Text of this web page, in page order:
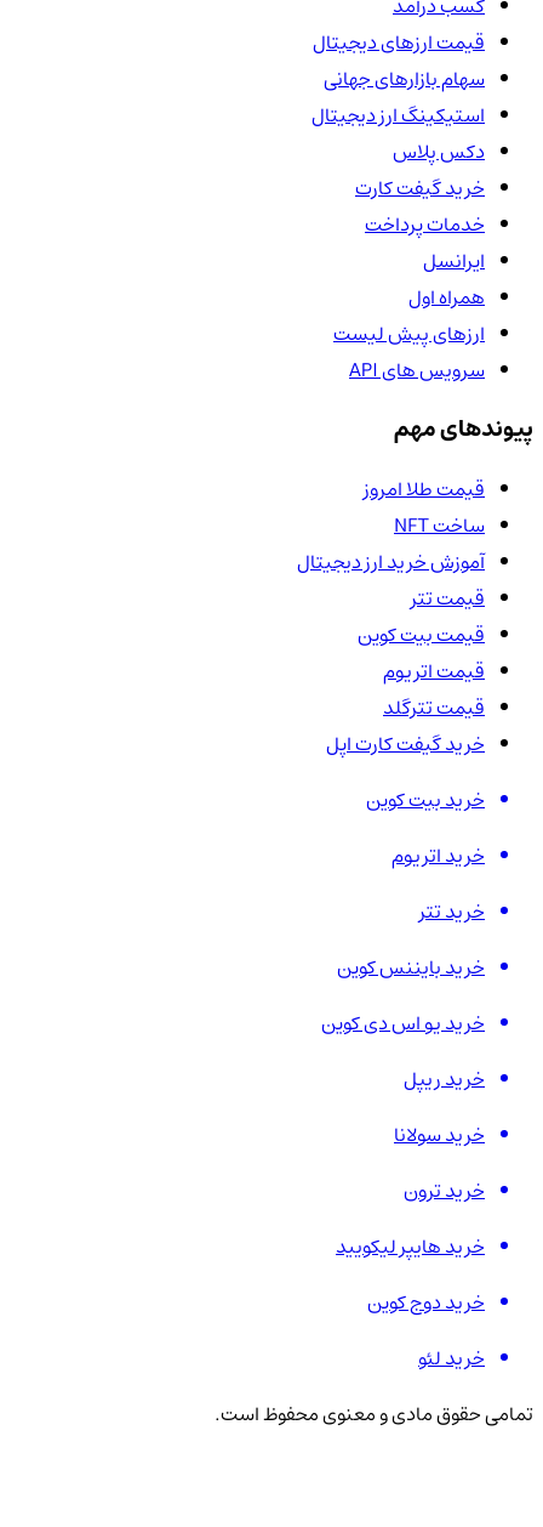
قیمت ارزهای دیجیتال
سهام بازارهای جهانی
استیکینگ ارز دیجیتال
دکس پلاس
خرید گیفت کارت
خدمات پرداخت
ایرانسل
همراه اول
ارزهای پیش لیست
سرویس های API
پیوندهای مهم
قیمت طلا امروز
ساخت NFT
آموزش خرید ارز دیجیتال
قیمت تتر
قیمت بیت کوین
قیمت اتریوم
قیمت تترگلد
خرید گیفت کارت اپل
خرید بیت کوین
خرید اتریوم
خرید تتر
خرید بایننس کوین
خرید یو اس دی کوین
خرید ریپل
خرید سولانا
خرید ترون
خرید هایپر لیکویید
خرید دوج کوین
خرید لئو
تمامی حقوق مادی و معنوی محفوظ است.